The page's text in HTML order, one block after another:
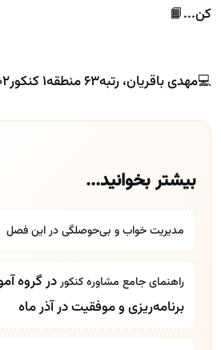
کن...📙
💻مهدی باقریان، رتبه۶۳ منطقه۱ کنکور۱۴۰۲
بیشتر بخوانید...
مدیریت خواب و بی‌حوصلگی در این فصل
راهنمای جامع مشاوره کنکوردر گروه
برنامه‌ریزی و موفقیت در آذر ماه